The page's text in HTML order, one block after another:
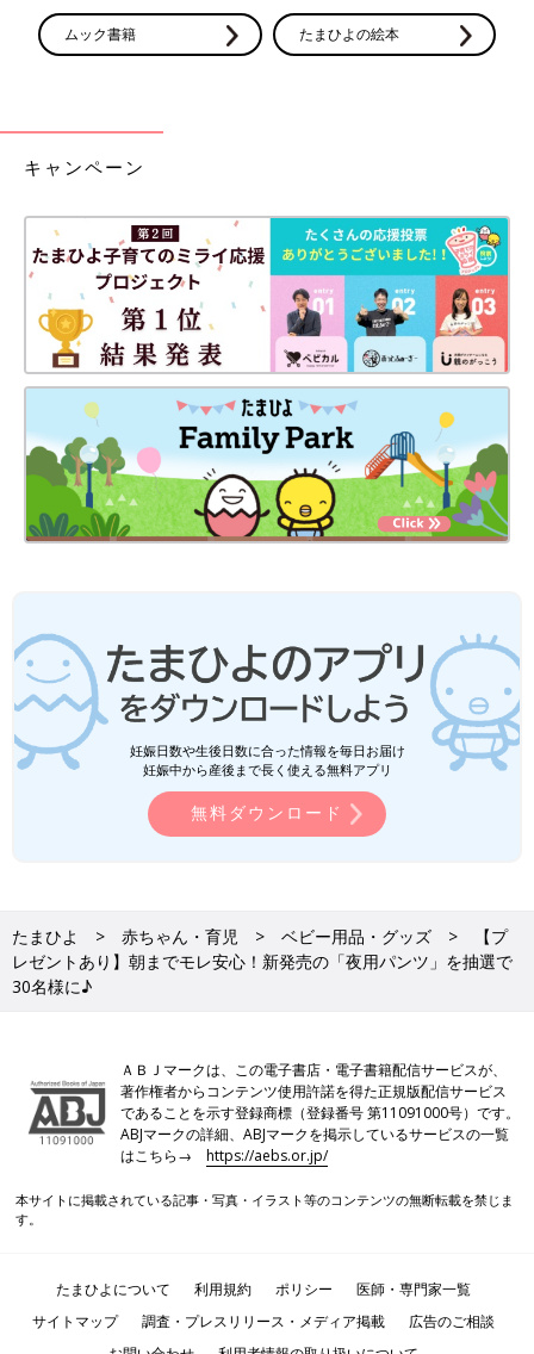
ムック書籍 たまひよの絵本
キャンペーン
妊娠日数や生後日数に合った情報を毎日お届け
妊娠中から産後まで長く使える無料アプリ
無料ダウンロード
たまひよ 赤ちゃん・育児 ベビー用品・グッズ
【プ
レゼントあり】朝までモレ安心！新発売の「夜用パンツ」を抽選で
30名様に♪
ＡＢＪマークは、この電子書店・電子書籍配信サービスが、
著作権者からコンテンツ使用許諾を得た正規版配信サービス
であることを示す登録商標（登録番号 第11091000号）です。
ABJマークの詳細、ABJマークを掲示しているサービスの一覧
はこちら→https://aebs.or.jp/
本サイトに掲載されている記事・写真・イラスト等のコンテンツの無断転載を禁じま
す。
たまひよについて 利用規約 ポリシー
医師・専門家一覧
サイトマップ
調査・プレスリリース・メディア掲載
広告のご相談